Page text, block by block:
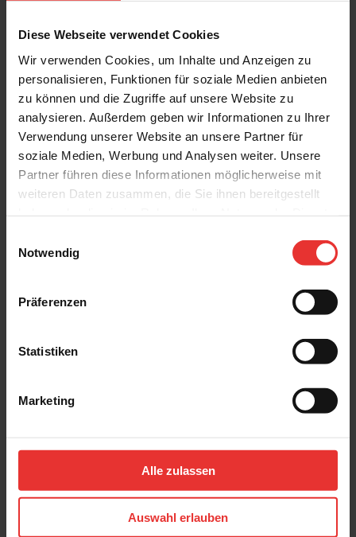
Diese Webseite verwendet Cookies
Wir verwenden Cookies, um Inhalte und Anzeigen zu
personalisieren, Funktionen für soziale Medien anbieten
zu können und die Zugriffe auf unsere Website zu
analysieren. Außerdem geben wir Informationen zu Ihrer
Verwendung unserer Website an unsere Partner für
soziale Medien, Werbung und Analysen weiter. Unsere
Partner führen diese Informationen möglicherweise mit
weiteren Daten zusammen, die Sie ihnen bereitgestellt
Notwendig
Präferenzen
Statistiken
Marketing
Alle zulassen
Auswahl erlauben
Weitere Produkte aus der Serie
In Wood
30 x 120 cm
30 x 120 cm